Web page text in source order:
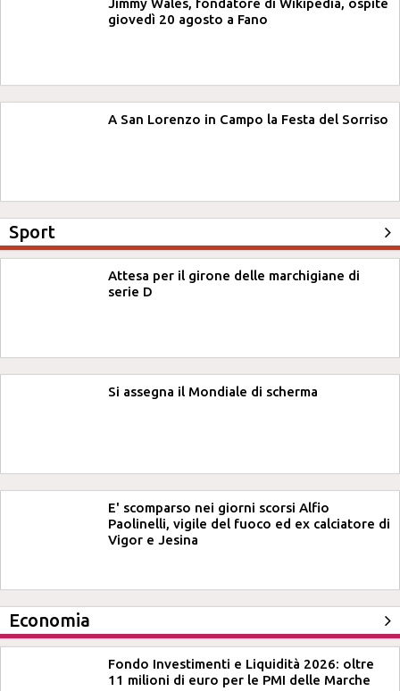
Jimmy Wales, fondatore di Wikipedia, ospite
giovedì 20 agosto a Fano
A San Lorenzo in Campo la Festa del Sorriso
Sport
Attesa per il girone delle marchigiane di
serie D
Si assegna il Mondiale di scherma
E' scomparso nei giorni scorsi Alfio
Paolinelli, vigile del fuoco ed ex calciatore di
Vigor e Jesina
Economia
Fondo Investimenti e Liquidità 2026: oltre
11 milioni di euro per le PMI delle Marche